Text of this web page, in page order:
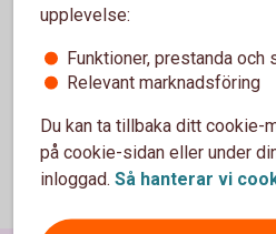
Inställningar för cookies
upplevelse:
Funktioner, prestanda och
Relevant marknadsföring
Du kan ta tillbaka ditt cookie-
på cookie-sidan eller under
inloggad. Så hanterar vi